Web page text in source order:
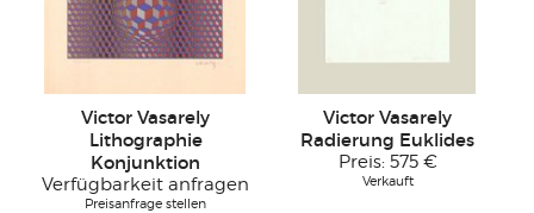
Victor Vasarely
Lithographie
Konjunktion
Verfügbarkeit anfragen
Preisanfrage stellen
Victor Vasarely
Radierung Euklides
Preis: 575 €
Verkauft